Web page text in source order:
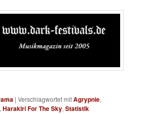
|Verschlagwortet mitAgrypnie,
,Harakiri For The Sky,Statistik